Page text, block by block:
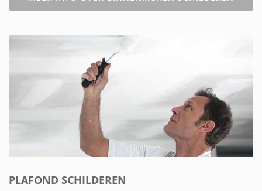
PLAFOND SCHILDEREN